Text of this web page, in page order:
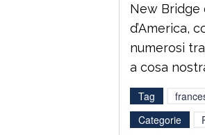
New Bridge
d’America,
numerosi
a cosa
Tag
Categorie